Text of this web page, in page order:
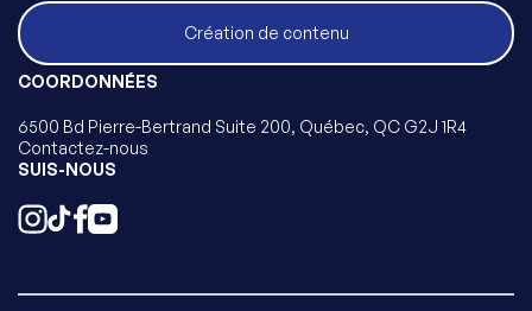
Création de contenu
COORDONNÉES
6500 Bd Pierre-Bertrand Suite 200, Québec, QC G2J 1R4
Contactez-nous
SUIS-NOUS